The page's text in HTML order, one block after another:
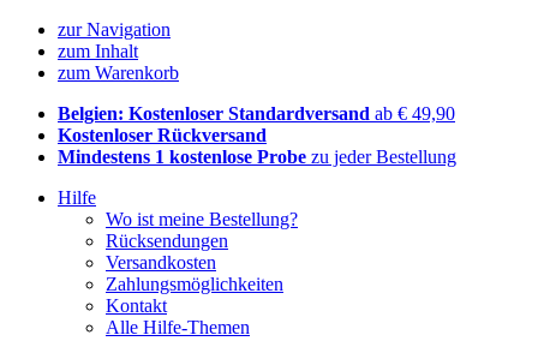
zur Navigation
zum Inhalt
zum Warenkorb
Belgien: Kostenloser Standardversand ab € 49,90
Kostenloser Rückversand
Mindestens 1 kostenlose Probe zu jeder Bestellung
Hilfe
Wo ist meine Bestellung?
Rücksendungen
Versandkosten
Zahlungsmöglichkeiten
Kontakt
Alle Hilfe-Themen